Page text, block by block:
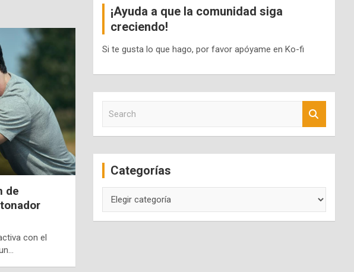
de
con el
¡Ayuda a que la comunidad siga
creciendo!
Si te gusta lo que hago, por favor apóyame en Ko-fi
c
Categorías